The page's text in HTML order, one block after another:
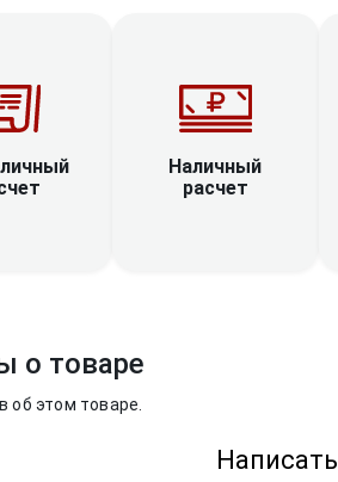
Наличный
расчет
о товаре
об этом товаре.